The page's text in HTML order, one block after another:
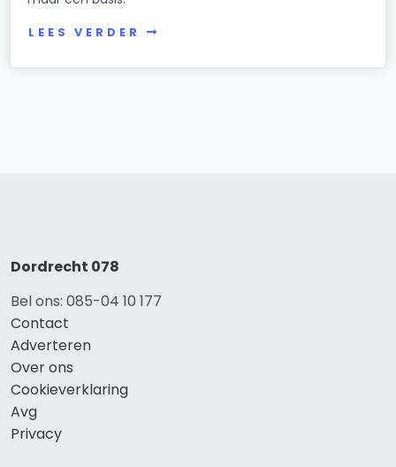
LEES VERDER
Dordrecht 078
Bel ons: 085-04 10 177
Contact
Adverteren
Over ons
Cookieverklaring
Avg
Privacy